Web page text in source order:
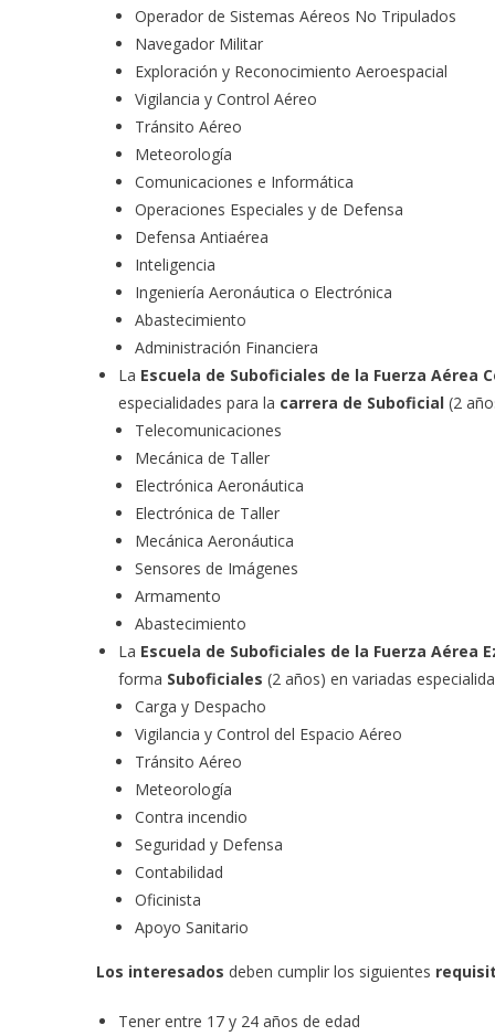
Operador de Sistemas Aéreos No Tripulados
Navegador Militar
Exploración y Reconocimiento Aeroespacial
Vigilancia y Control Aéreo
Tránsito Aéreo
Meteorología
Comunicaciones e Informática
Operaciones Especiales y de Defensa
Defensa Antiaérea
Inteligencia
Ingeniería Aeronáutica o Electrónica
Abastecimiento
Administración Financiera
La Escuela de Suboficiales de la Fuerza Aérea
especialidades para la carrera de Suboficial (2
Telecomunicaciones
Mecánica de Taller
Electrónica Aeronáutica
Electrónica de Taller
Mecánica Aeronáutica
Sensores de Imágenes
Armamento
Abastecimiento
La Escuela de Suboficiales de la Fuerza Aérea
forma Suboficiales (2 años) en variadas
Carga y Despacho
Vigilancia y Control del Espacio Aéreo
Tránsito Aéreo
Meteorología
Contra incendio
Seguridad y Defensa
Contabilidad
Oficinista
Apoyo Sanitario
Los interesados deben cumplir los siguientes
Tener entre 17 y 24 años de edad